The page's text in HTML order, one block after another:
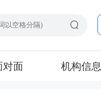
对面 机构信息